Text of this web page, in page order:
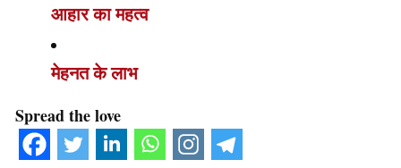
आहार का महत्व
मेहनत के लाभ
Spread the love